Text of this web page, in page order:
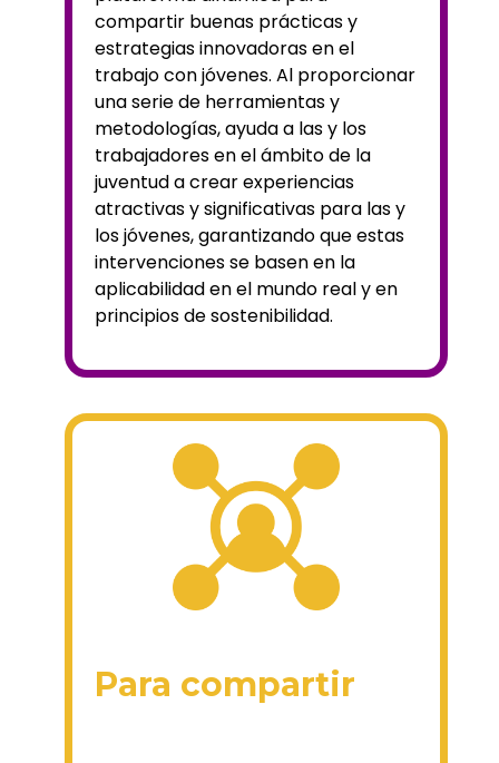
compartir buenas prácticas y
estrategias innovadoras en el
trabajo con jóvenes. Al proporcionar
una serie de herramientas y
metodologías, ayuda a las y los
trabajadores en el ámbito de la
juventud a crear experiencias
atractivas y significativas para las y
los jóvenes, garantizando que estas
intervenciones se basen en la
aplicabilidad en el mundo real y en
principios de sostenibilidad.
Para compartir